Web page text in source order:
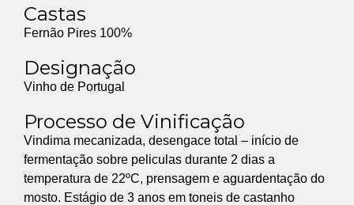
Castas
Fernão Pires 100%
Designação
Vinho de Portugal
Processo de Vinificação
Vindima mecanizada, desengace total – início de
fermentação sobre peliculas durante 2 dias a
temperatura de 22ºC, prensagem e aguardentação do
mosto. Estágio de 3 anos em toneis de castanho